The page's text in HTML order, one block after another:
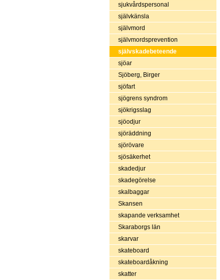
sjukvårdspersonal
självkänsla
självmord
självmordsprevention
självskadebeteende
sjöar
Sjöberg, Birger
sjöfart
sjögrens syndrom
sjökrigsslag
sjöodjur
sjöräddning
sjörövare
sjösäkerhet
skadedjur
skadegörelse
skalbaggar
Skansen
skapande verksamhet
Skaraborgs län
skarvar
skateboard
skateboardåkning
skatter